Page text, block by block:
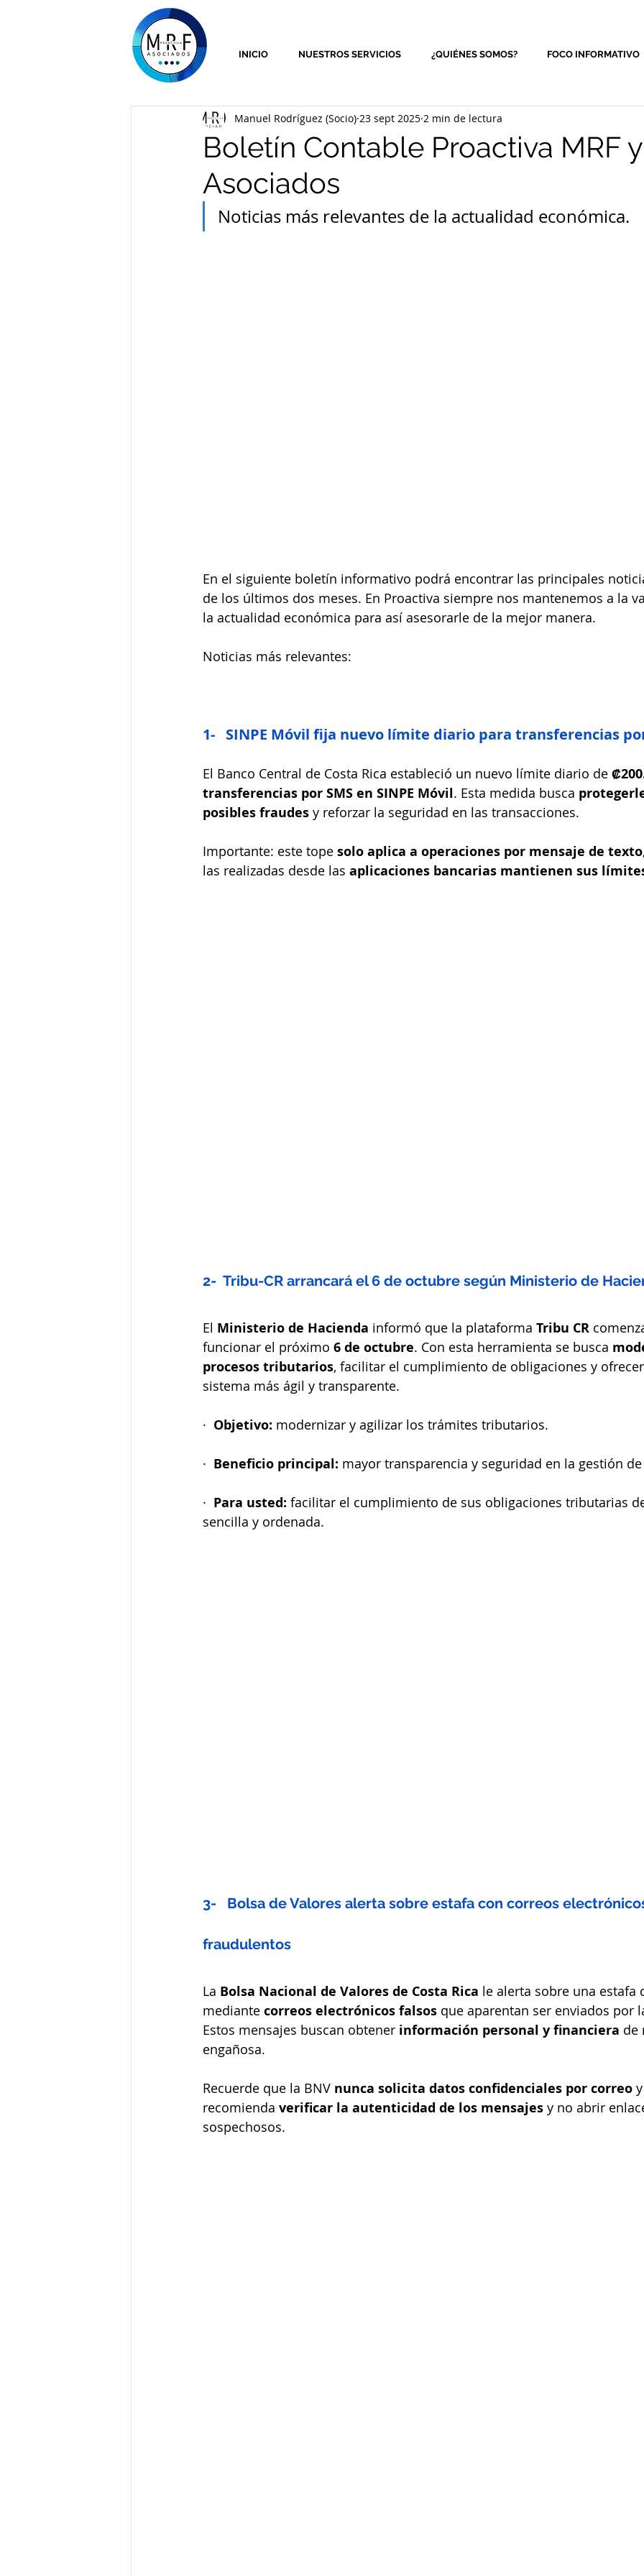
INICIO NUESTROS SERVICIOS ¿QUIÉNES SOMOS? FOCO INFORMATIVO
Boletín Contable Proactiva MRF y
Asociados
Manuel Rodríguez (Socio) 23 sept 2025 2 min de lectura
Noticias más relevantes de la actualidad económica.
En el siguiente boletín informativo podrá encontrar las principales
de los últimos dos meses. En Proactiva siempre nos mantenemos a la
la actualidad económica para así asesorarle de la mejor manera.
Noticias más relevantes:
1-   SINPE Móvil fija nuevo límite diario para transferencias
El Banco Central de Costa Rica estableció un nuevo límite diario de
transferencias por SMS en SINPE Móvil. Esta medida busca
posibles fraudes y reforzar la seguridad en las transacciones.
Importante: este tope solo aplica a operaciones por mensaje de texto
las realizadas desde las aplicaciones bancarias mantienen sus
2-  Tribu-CR arrancará el 6 de octubre según Ministerio de
El Ministerio de Hacienda informó que la plataforma Tribu CR
funcionar el próximo 6 de octubre. Con esta herramienta se busca
procesos tributarios, facilitar el cumplimiento de obligaciones y
sistema más ágil y transparente.
· Objetivo: modernizar y agilizar los trámites tributarios.
· Beneficio principal: mayor transparencia y seguridad en la gestión
· Para usted: facilitar el cumplimiento de sus obligaciones tributarias
sencilla y ordenada.
3-   Bolsa de Valores alerta sobre estafa con correos
fraudulentos
La Bolsa Nacional de Valores de Costa Rica le alerta sobre una estafa
mediante correos electrónicos falsos que aparentan ser enviados por
Estos mensajes buscan obtener información personal y financiera de
engañosa.
Recuerde que la BNV nunca solicita datos confidenciales por correo
recomienda verificar la autenticidad de los mensajes y no abrir
sospechosos.